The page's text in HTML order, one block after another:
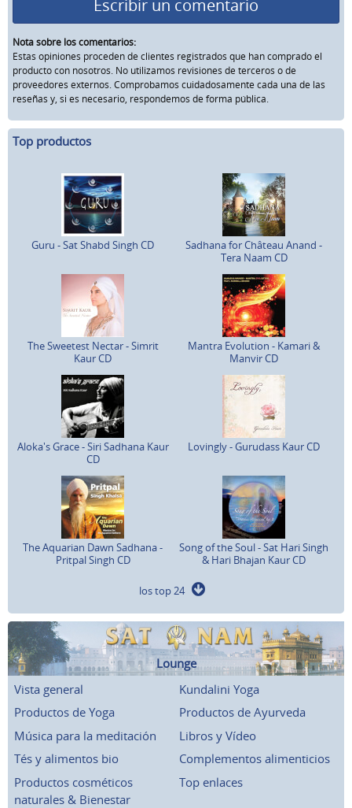
Escribir un comentario
Nota sobre los comentarios:
Estas opiniones proceden de clientes registrados que han comprado el
producto con nosotros. No utilizamos revisiones de terceros o de
proveedores externos. Comprobamos cuidadosamente cada una de las
reseñas y, si es necesario, respondemos de forma pública.
Top productos
Guru - Sat Shabd Singh CD
Sadhana for Château Anand -
Tera Naam CD
The Sweetest Nectar - Simrit
Kaur CD
Mantra Evolution - Kamari &
Manvir CD
Aloka's Grace - Siri Sadhana Kaur
CD
Lovingly - Gurudass Kaur CD
The Aquarian Dawn Sadhana -
Pritpal Singh CD
Song of the Soul - Sat Hari Singh
& Hari Bhajan Kaur CD
los top 24
Lounge
Vista general
Kundalini Yoga
Productos de Yoga
Productos de Ayurveda
Música para la meditación
Libros y Vídeo
Tés y alimentos bio
Complementos alimenticios
Productos cosméticos
naturales & Bienestar
Top enlaces